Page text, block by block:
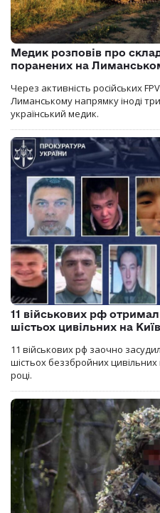
Медик розповів про
поранених на
Через активність російських
Лиманському напрямку іноді
український медик.
11 військових рф
шістьох цивільних на
11 військових рф заочно
шістьох беззбройних цивільних
році.